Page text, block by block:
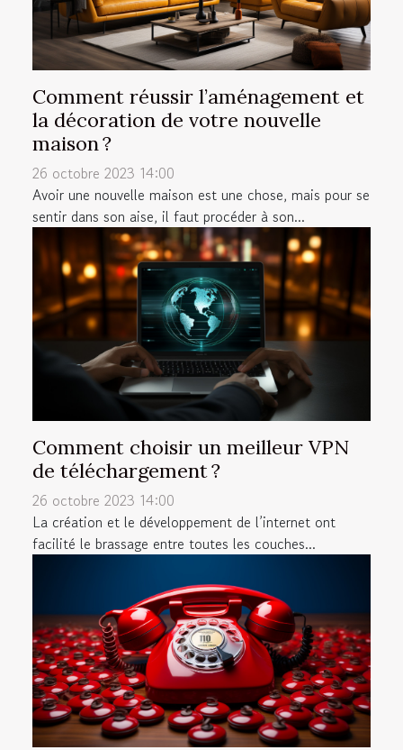
Comment réussir l’aménagement et
la décoration de votre nouvelle
maison ?
26 octobre 2023 14:00
Avoir une nouvelle maison est une chose, mais pour se
sentir dans son aise, il faut procéder à son...
Comment choisir un meilleur VPN
de téléchargement ?
26 octobre 2023 14:00
La création et le développement de l’internet ont
facilité le brassage entre toutes les couches...